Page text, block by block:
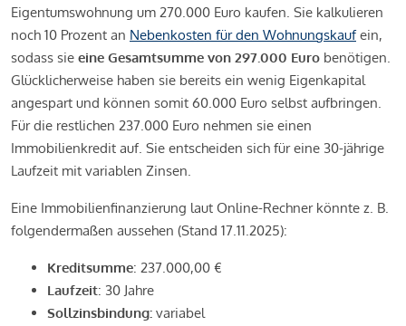
Eigentumswohnung um 270.000 Euro kaufen. Sie kalkulieren
noch 10 Prozent an Nebenkosten für den Wohnungskaufein,
sodass sie eine Gesamtsumme von 297.000 Euro benötigen.
Glücklicherweise haben sie bereits ein wenig Eigenkapital
angespart und können somit 60.000 Euro selbst aufbringen.
Für die restlichen 237.000 Euro nehmen sie einen
Immobilienkredit auf. Sie entscheiden sich für eine 30-jährige
Laufzeit mit variablen Zinsen.
Eine Immobilienfinanzierung laut Online-Rechner könnte z. B.
folgendermaßen aussehen (Stand 17.11.2025):
Kreditsumme: 237.000,00 €
Laufzeit: 30 Jahre
Sollzinsbindung: variabel